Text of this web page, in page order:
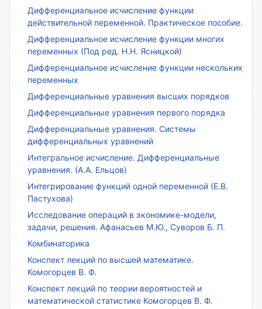
Дифференциальное исчисление функции
действительной переменной. Практическое пособие.
Дифференциальное исчисление функции многих
переменных (Под ред. Н.Н. Ясницкой)
Дифференциальное исчисление функции нескольких
переменных
Дифференциальные уравнения высших порядков
Дифференциальные уравнения первого порядка
Дифференциальные уравнения. Системы
дифференциальных уравнений
Интегральное исчисление. Дифференциальные
уравнения. (А.А. Ельцов)
Интегрирование функций одной переменной (Е.В.
Пастухова)
Исследование операций в экономике-модели,
задачи, решения. Афанасьев М.Ю., Суворов Б. П.
Комбинаторика
Конспект лекций по высшей математике.
Комогорцев В. Ф.
Конспект лекций по теории вероятностей и
математической статистике Комогорцев В. Ф.